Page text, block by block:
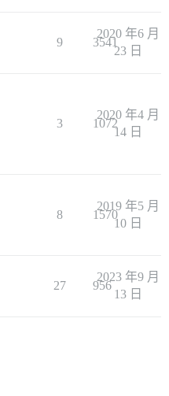
9 3541
2020 年6 月
23 日
3 1072
2020 年4 月
14 日
8 1570
2019 年5 月
10 日
27 956
2023 年9 月
13 日